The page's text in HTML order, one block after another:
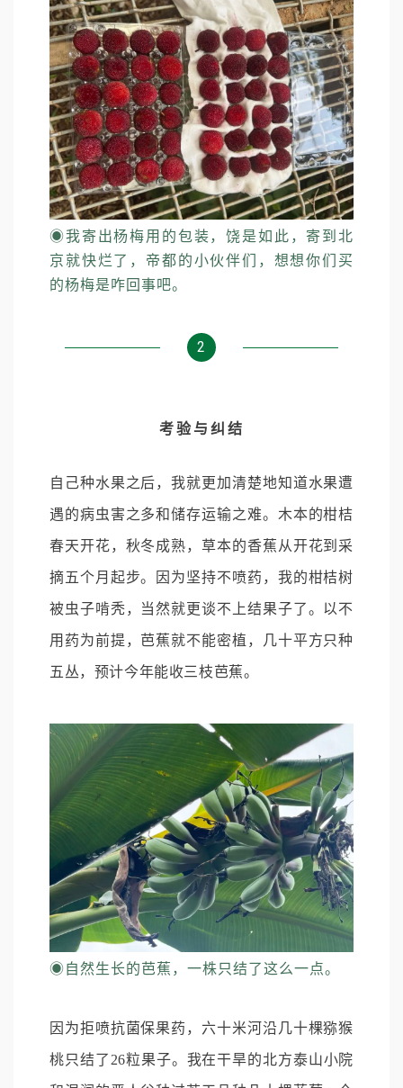
◉我寄出杨梅用的包装，饶是如此，寄到北
京就快烂了，帝都的小伙伴们，想想你们买
的杨梅是咋回事吧。
2
考验与纠结
自己种水果之后，我就更加清楚地知道水果遭
遇的病虫害之多和储存运输之难。木本的柑桔
春天开花，秋冬成熟，草本的香蕉从开花到采
摘五个月起步。因为坚持不喷药，我的柑桔树
被虫子啃秃，当然就更谈不上结果子了。以不
用药为前提，芭蕉就不能密植，几十平方只种
五丛，预计今年能收三枝芭蕉。
◉自然生长的芭蕉，一株只结了这么一点。
因为拒喷抗菌保果药，六十米河沿几十棵猕猴
桃只结了26粒果子。我在干旱的北方泰山小院